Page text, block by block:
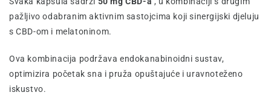
pažljivo odabranim aktivnim sastojcima koji sinergijski djeluju
s CBD-om i melatoninom.
Ova kombinacija podržava endokanabinoidni sustav,
optimizira početak sna i pruža opuštajuće i uravnoteženo
iskustvo.